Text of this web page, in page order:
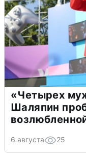
«Четырех
Шаляпин
6 августа 25